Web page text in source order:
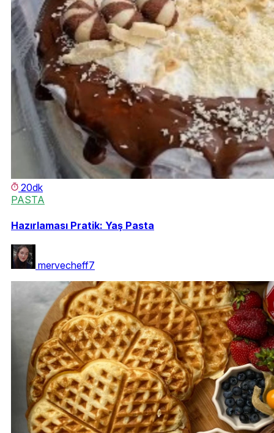
20dk
PASTA
Hazırlaması Pratik: Yaş Pasta
mervecheff7